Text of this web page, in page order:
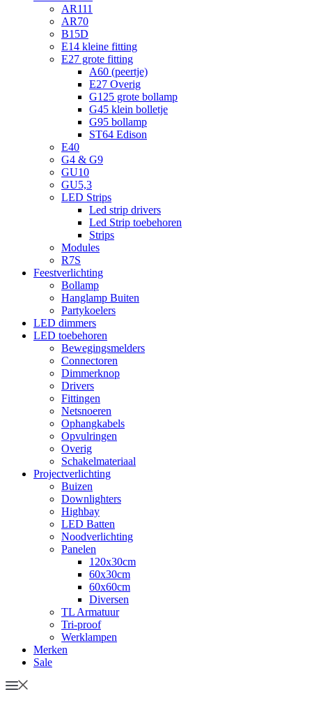
AR111
AR70
B15D
E14 kleine fitting
E27 grote fitting
A60 (peertje)
E27 Overig
G125 grote bollamp
G45 klein bolletje
G95 bollamp
ST64 Edison
E40
G4 & G9
GU10
GU5,3
LED Strips
Led strip drivers
Led Strip toebehoren
Strips
Modules
R7S
Feestverlichting
Bollamp
Hanglamp Buiten
Partykoelers
LED dimmers
LED toebehoren
Bewegingsmelders
Connectoren
Dimmerknop
Drivers
Fittingen
Netsnoeren
Ophangkabels
Opvulringen
Overig
Schakelmateriaal
Projectverlichting
Buizen
Downlighters
Highbay
LED Batten
Noodverlichting
Panelen
120x30cm
60x30cm
60x60cm
Diversen
TL Armatuur
Tri-proof
Werklampen
Merken
Sale